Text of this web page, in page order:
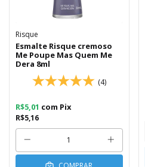
Risque
Esmalte Risque cremoso
Me Poupe Mas Quem Me
Dera 8ml
(4)
R$5,16
R$5,01 com Pix